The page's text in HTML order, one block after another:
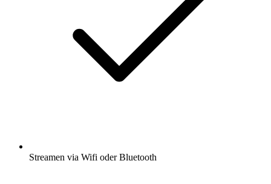
Streamen via Wifi oder Bluetooth